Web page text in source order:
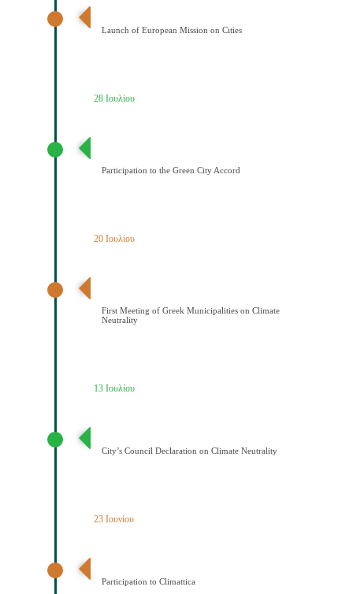
Launch of European Mission on Cities
28 Ιουλίου
Participation to the Green City Accord
20 Ιουλίου
First Meeting of Greek Municipalities on Climate
Neutrality
13 Ιουλίου
City’s Council Declaration on Climate Neutrality
23 Ιουνίου
Participation to Climattica